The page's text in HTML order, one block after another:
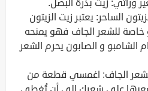
وراثي: زيت بذرة البصل.
الساحر: يعتبر زيت الزيتون
خاصة للشعر الجاف فهو يمنحه
الشامبو و الصابون يحرم الشعر
الجاف: اغمسي قطعة من